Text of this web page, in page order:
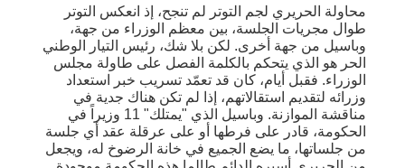
محاولة الحريري لجم التوتر لم تنجح، إذ انعكس التوتر
طوال مجريات الجلسة، بين معظم الوزراء من جهة،
وباسيل من جهة أخرى. لكن بلا شك، رئيس التيار الوطني
الحر هو الذي يتحكم بالكلمة الفصل على طاولة مجلس
الوزراء. فقبل أيام، كان قد تعمّد تسريب خبر استعداد
وزرائه لتقديم استقالاتهم، إذا لم تكن هناك جدية في
مناقشة الموازنة. وباسيل الذي "يمتلك" 11 وزيراً في
الحكومة، قادر على فرطها أو على عرقلة عقد أي جلسة
من جلساتها، ما يضع الجميع في خانة الرضوخ له، ويجعل